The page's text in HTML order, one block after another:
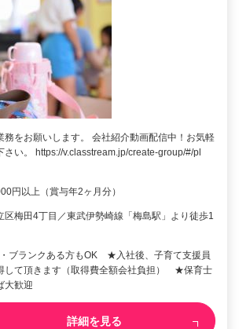
務をお願いします。 会社紹介動画配信中！お気軽
さい。 https://v.classtream.jp/create-group/#/pl
円以上（賞与年2ヶ月分）
区梅田4丁目／東武伊勢崎線「梅島駅」より徒歩1
ブランクある方もOK ★入社後、子育て支援員
して頂きます（取得費全額会社負担） ★保育士
大歓迎
詳細を見る